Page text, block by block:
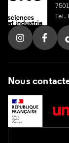
Tel.
Suivez nous
Nous